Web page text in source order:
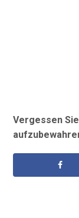
Vergessen